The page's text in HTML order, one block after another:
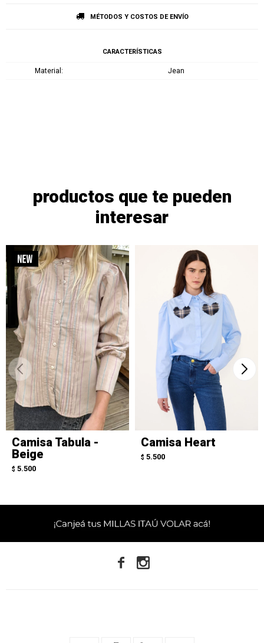
MÉTODOS Y COSTOS DE ENVÍO
CARACTERÍSTICAS
Material Jean
productos que te pueden
interesar
Camisa Tabula -
Beige
$ 5.500
Camisa Heart
$ 5.500
 